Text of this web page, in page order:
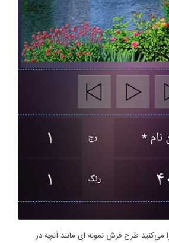
می‌کنید طرح فرش نمونه ای مانند آنچه در